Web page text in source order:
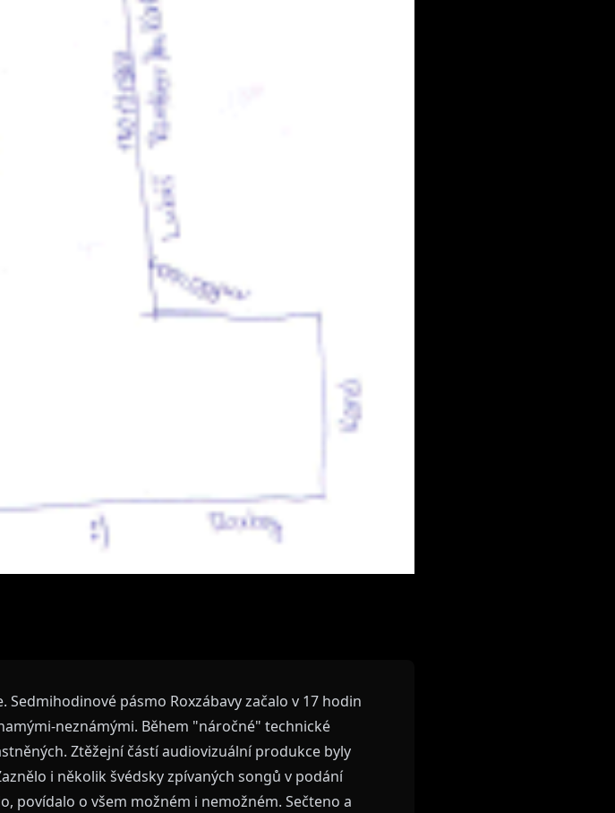
pásmo Roxzábavy začalo v 17 hodin
neznámými. Během "náročné" technické
Ztěžejní částí audiovizuální produkce byly
i několik švédsky zpívaných songů v podání
povídalo o všem možném i nemožném. Sečteno a